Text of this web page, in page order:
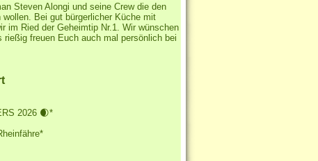
Steven Alongi und seine Crew die den
Bei gut bürgerlicher Küche mit
im Ried der Geheimtip Nr.1. Wir wünschen
freuen Euch auch mal persönlich bei
2026 🌒*